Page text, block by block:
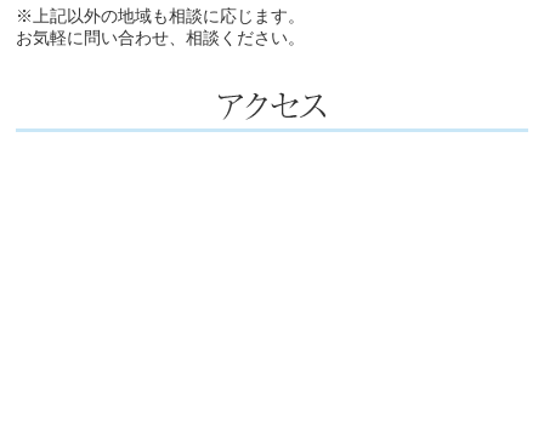
※上記以外の地域も相談に応じます。
お気軽に問い合わせ、相談ください。